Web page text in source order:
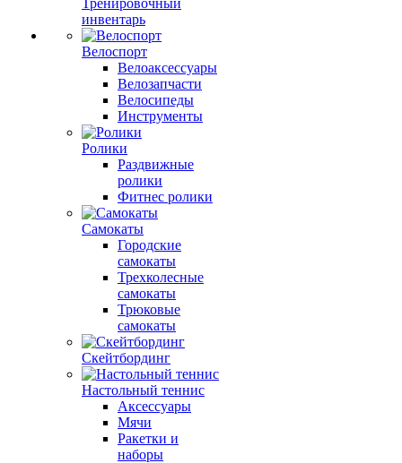
Тренировочный
инвентарь
Велоспорт
Велоаксессуары
Велозапчасти
Велосипеды
Инструменты
Ролики
Раздвижные
ролики
Фитнес ролики
Самокаты
Городские
самокаты
Трехколесные
самокаты
Трюковые
самокаты
Скейтбординг
Настольный теннис
Аксессуары
Мячи
Ракетки и
наборы